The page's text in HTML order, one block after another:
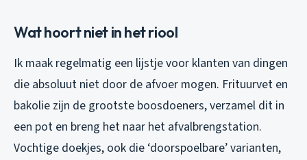
Wat hoort niet in het riool
Ik maak regelmatig een lijstje voor klanten van dingen
die absoluut niet door de afvoer mogen. Frituurvet en
bakolie zijn de grootste boosdoeners, verzamel dit in
een pot en breng het naar het afvalbrengstation.
Vochtige doekjes, ook die ‘doorspoelbare’ varianten,